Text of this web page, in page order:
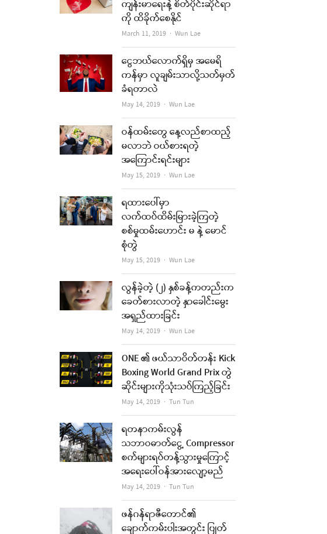
ကျန်းမာရေးနဲ့ စိတ်ပိုင်းဆိုင်ရာ
ကို ထိခိုက်စေနိုင်
March 11, 2019 Author
Wun Lae
ငွေဘယ်လောက်ရှိမှ အမေရိ
ကန်မှာ လူချမ်းသာလို့သတ်မှတ်
ခံရတာလဲ
May 14, 2019 Author
Wun Lae
ဝန်ထမ်းတွေ နေ့လည်စာထည့်
မလာဘဲ ဝယ်စားရတဲ့
အကြောင်းရင်းများ
May 15, 2019 Author
Wun Lae
ရထားပေါ်မှာ
လက်ထပ်ထိမ်းမြားခဲ့ကြတဲ့
စစ်မှုထမ်းဟောင်း မ နဲ့ မောင်
စုံတွဲ
May 15, 2019 Author
Wun Lae
လွန်ခဲ့တဲ့ (၂) နှစ်ခန့်ကတည်းက
ခေတ်စားလာတဲ့ နှာခေါင်းမွေး
အရှည်ထားခြင်း
May 14, 2019 Author
Wun Lae
ONE ၏ ဖယ်သာဝိတ်တန်း Kick
Boxing World Grand Prix တွဲ
ဆိုင်းများကိုသုံးသပ်ကြည့်ခြင်း
May 14, 2019 Author
Tun Tun
ရတနာကမ်းလွန်
သဘာဝဓာတ်ငွေ့ Compressor
စက်များရပ်တန့်သွားမှုကြောင့်
အရေးပေါ်ဝန်အားလျော့မည်
May 14, 2019 Author
Tun Tun
ဖန်ဂန်ရာဇီတောင်၏
ချောက်ကမ်းပါးအတွင်း ပြုတ်